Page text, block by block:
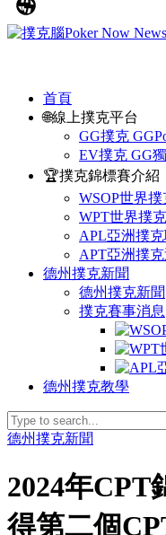
首頁
🌐線上撲克平台
GG撲克
EV撲克 GG
🏆撲克錦標賽介紹
WSOP世界
WPT世界撲
APL亞洲撲
APT亞洲撲
德州撲克新聞
德州撲克新聞
撲克賽事消息
德州撲克教學
德州撲克新聞
2024年CPT
得第二個